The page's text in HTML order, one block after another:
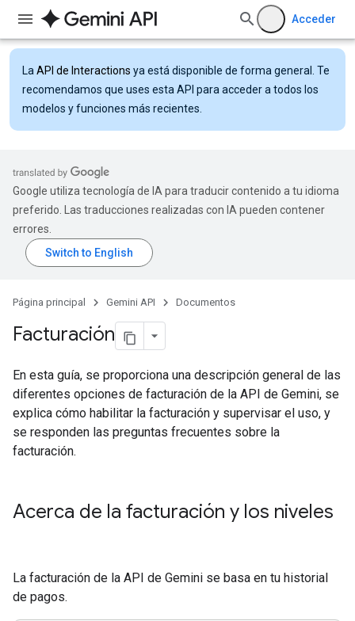
Acceder
La API de Interactions ya está disponible de forma general. Te
recomendamos que uses esta API para acceder a todos los
modelos y funciones más recientes.
Google utiliza tecnología de IA para traducir contenido a tu idioma
preferido. Las traducciones realizadas con IA pueden contener
errores.
Página principal Gemini API Documentos
Facturación
En esta guía, se proporciona una descripción general de las
diferentes opciones de facturación de la API de Gemini, se
explica cómo habilitar la facturación y supervisar el uso, y
se responden las preguntas frecuentes sobre la
facturación.
Acerca de la facturación y los niveles
La facturación de la API de Gemini se basa en tu historial
de pagos.